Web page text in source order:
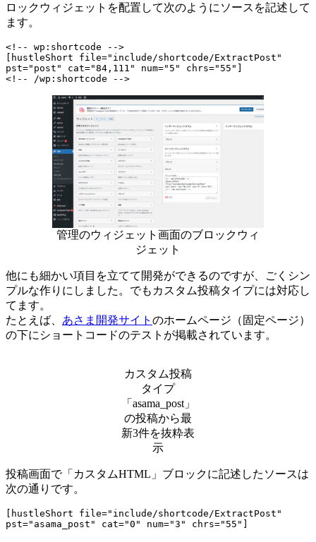
ロックウィジェットを配置して次のようにソースを記述して
ます。
<!-- wp:shortcode -->
[hustleShort file="include/shortcode/ExtractPost"
pst="post" cat="84,111" num="5" chrs="55"]
<!-- /wp:shortcode -->
管理のウィジェット画面のブロックウィ
ジェット
他にも細かい項目を立てて開発ができるのですが、ごくシン
プルな作りにしました。でもカスタム投稿タイプには対応し
てます。
たとえば、 あさま開発サイト のホームページ（固定ページ）
の下にショートコードのテストが掲載されています。
カスタム投稿
タイプ
「asama_post」
の投稿から最
新3件を抜粋表
示
投稿画面で「カスタムHTML」ブロックに記述したソースは
次の通りです。
[hustleShort file="include/shortcode/ExtractPost"
pst="asama_post" cat="0" num="3" chrs="55"]